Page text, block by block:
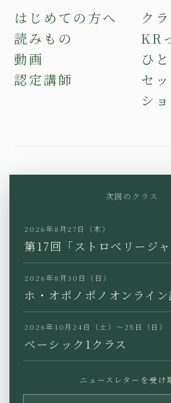
はじめての方へ
読みもの
動画
認定講師
ク
KR
ひと
セ
シ
JP EN KR
利用規約
次回のクラス
2026年8月27日（木）
第17回「ストロベリージャ
2026年8月30日（日）
ホ・オポノポノオンライ
2026年10月24日（土）〜25日（日）
ベーシック1クラス
ニュースレターを受け